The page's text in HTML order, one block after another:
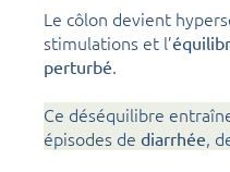
Le côlon devient
stimulations et l’
perturbé.
Ce déséquilibre
épisodes de diarrhée,